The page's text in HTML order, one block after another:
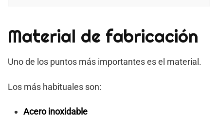
Material de fabricación
Uno de los puntos más importantes es el material.
Los más habituales son:
Acero inoxidable